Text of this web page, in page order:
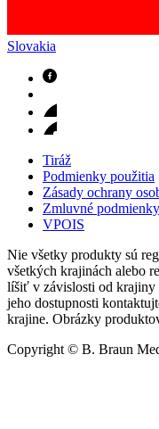
Slovakia
Tiráž
Podmienky použitia
Zásady ochrany
Zmluvné podmienky
VPOIS
Nie všetky produkty sú
všetkých krajinách alebo
líšiť v závislosti od krajiny
jeho dostupnosti
krajine. Obrázky
Copyright © B. Braun